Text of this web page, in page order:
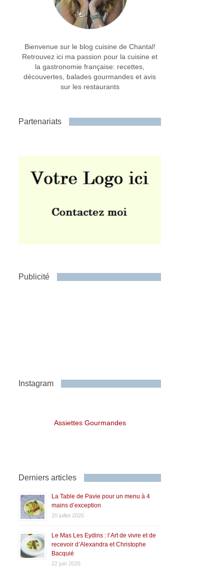
Bienvenue sur le blog cuisine de Chantal!
Retrouvez ici ma passion pour la cuisine et
la gastronomie française: recettes,
découvertes, balades gourmandes et avis
sur les restaurants
Partenariats
Publicité
Instagram
Assiettes Gourmandes
Derniers articles
La Table de Pavie pour un menu à 4
mains d’exception
20 juillet 2026
Le Mas Les Eydins : l’Art de vivre et de
recevoir d’Alexandra et Christophe
Bacquié
22 juin 2026